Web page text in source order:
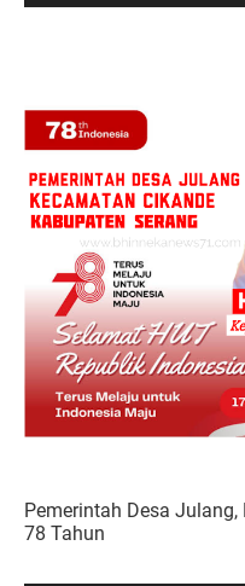
Pemerintah Desa
78 Tahun